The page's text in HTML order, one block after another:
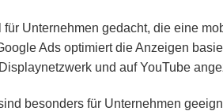
Unternehmen gedacht, die eine
Ads optimiert die Anzeigen
und auf YouTube
besonders für Unternehmen